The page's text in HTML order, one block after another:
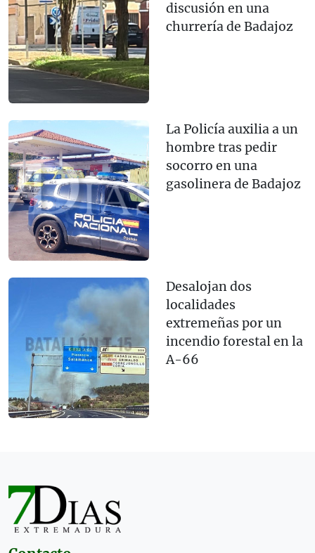
discusión en una
churrería de Badajoz
La Policía auxilia a un
hombre tras pedir
socorro en una
gasolinera de Badajoz
Desalojan dos
localidades
extremeñas por un
incendio forestal en la
A-66